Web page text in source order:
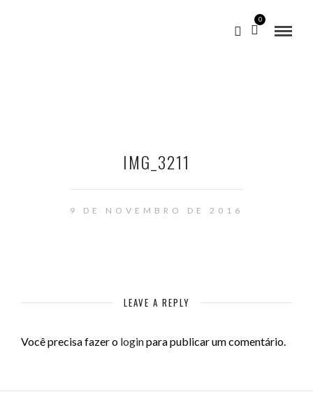
0
IMG_3211
9 DE NOVEMBRO DE 2016
LEAVE A REPLY
Você precisa fazer o loginpara publicar um comentário.